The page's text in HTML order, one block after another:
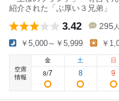
紹介された「ぶ厚い３兄弟」
3.42 295 人
￥5,000～￥5,999 ￥
空席
情報
金
8/7
土
8
日
9